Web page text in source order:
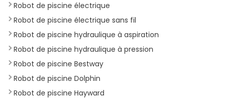
Robot de piscine électrique
Robot de piscine électrique sans fil
Robot de piscine hydraulique à aspiration
Robot de piscine hydraulique à pression
Robot de piscine Bestway
Robot de piscine Dolphin
Robot de piscine Hayward